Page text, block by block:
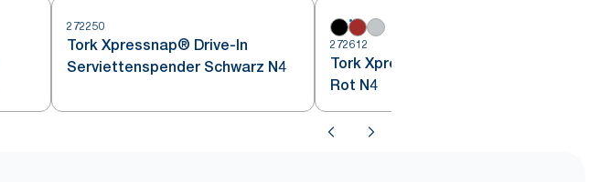
272250
Tork Xpressnap® Drive-In
Serviettenspender Schwarz N4
272612
Tork Xpressnap® Tischspender
Rot N4